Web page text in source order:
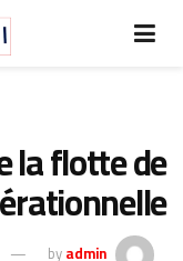
la flotte de
byadmin